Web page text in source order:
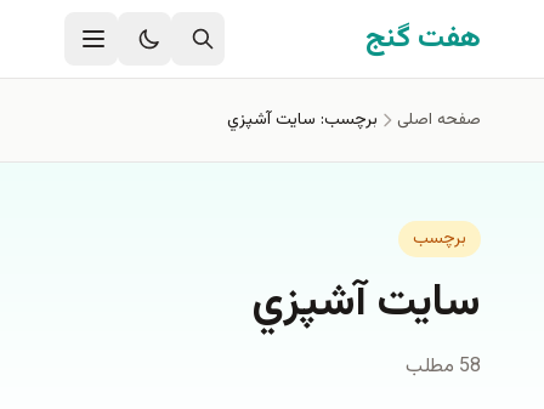
رفتن به محتوای اصلی
هفت گنج
صفحه اصلی برچسب: سايت آشپزي
برچسب
سايت آشپزي
58 مطلب